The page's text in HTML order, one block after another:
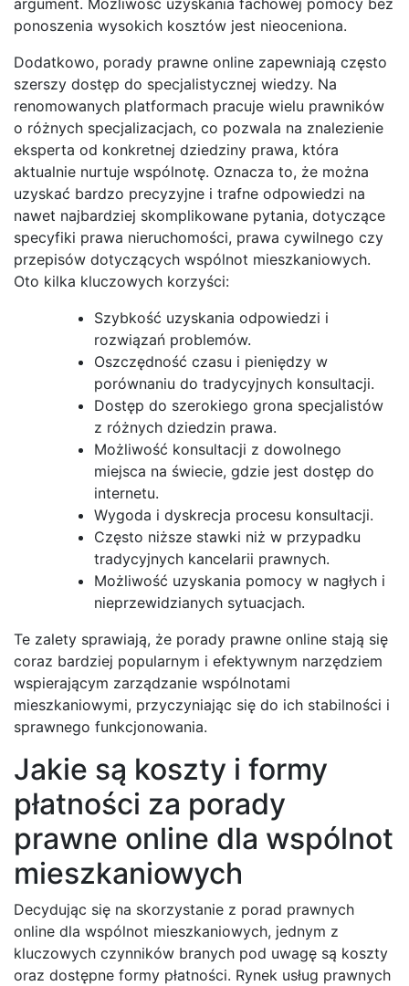
ponoszenia wysokich kosztów jest nieoceniona.
Dodatkowo, porady prawne online zapewniają często
szerszy dostęp do specjalistycznej wiedzy. Na
renomowanych platformach pracuje wielu prawników
o różnych specjalizacjach, co pozwala na znalezienie
eksperta od konkretnej dziedziny prawa, która
aktualnie nurtuje wspólnotę. Oznacza to, że można
uzyskać bardzo precyzyjne i trafne odpowiedzi na
nawet najbardziej skomplikowane pytania, dotyczące
specyfiki prawa nieruchomości, prawa cywilnego czy
przepisów dotyczących wspólnot mieszkaniowych.
Oto kilka kluczowych korzyści:
Szybkość uzyskania odpowiedzi i
rozwiązań problemów.
Oszczędność czasu i pieniędzy w
porównaniu do tradycyjnych konsultacji.
Dostęp do szerokiego grona specjalistów
z różnych dziedzin prawa.
Możliwość konsultacji z dowolnego
miejsca na świecie, gdzie jest dostęp do
internetu.
Wygoda i dyskrecja procesu konsultacji.
Często niższe stawki niż w przypadku
tradycyjnych kancelarii prawnych.
Możliwość uzyskania pomocy w nagłych i
nieprzewidzianych sytuacjach.
Te zalety sprawiają, że porady prawne online stają się
coraz bardziej popularnym i efektywnym narzędziem
wspierającym zarządzanie wspólnotami
mieszkaniowymi, przyczyniając się do ich stabilności i
sprawnego funkcjonowania.
Jakie są koszty i formy
płatności za porady
prawne online dla wspólnot
mieszkaniowych
Decydując się na skorzystanie z porad prawnych
online dla wspólnot mieszkaniowych, jednym z
kluczowych czynników branych pod uwagę są koszty
oraz dostępne formy płatności. Rynek usług prawnych